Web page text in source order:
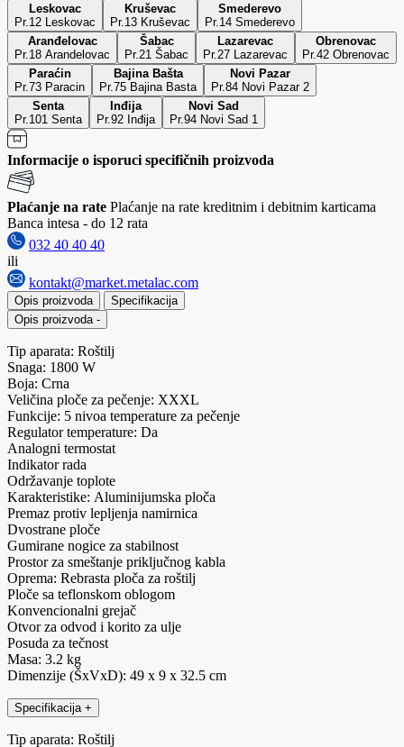
Leskovac
Pr.12 Leskovac
Kruševac
Pr.13 Kruševac
Smederevo
Pr.14 Smederevo
Aranđelovac
Pr.18 Arandelovac
Šabac
Pr.21 Šabac
Lazarevac
Pr.27 Lazarevac
Obrenovac
Pr.42 Obrenovac
Paraćin
Pr.73 Paracin
Bajina Bašta
Pr.75 Bajina Basta
Novi Pazar
Pr.84 Novi Pazar 2
Senta
Pr.101 Senta
Inđija
Pr.92 Inđija
Novi Sad
Pr.94 Novi Sad 1
Informacije o isporuci specifičnih proizvoda
Plaćanje na rate Plaćanje na rate kreditnim i debitnim karticama
Banca intesa - do 12 rata
032 40 40 40
ili
kontakt@market.metalac.com
Opis proizvoda
Specifikacija
Opis proizvoda -
Tip aparata: Roštilj
Snaga: 1800 W
Boja: Crna
Veličina ploče za pečenje: XXXL
Funkcije: 5 nivoa temperature za pečenje
Regulator temperature: Da
Analogni termostat
Indikator rada
Održavanje toplote
Karakteristike: Aluminijumska ploča
Premaz protiv lepljenja namirnica
Dvostrane ploče
Gumirane nogice za stabilnost
Prostor za smeštanje priključnog kabla
Oprema: Rebrasta ploča za roštilj
Ploče sa teflonskom oblogom
Konvencionalni grejač
Otvor za odvod i korito za ulje
Posuda za tečnost
Masa: 3.2 kg
Dimenzije (ŠxVxD): 49 x 9 x 32.5 cm
Specifikacija +
Tip aparata: Roštilj